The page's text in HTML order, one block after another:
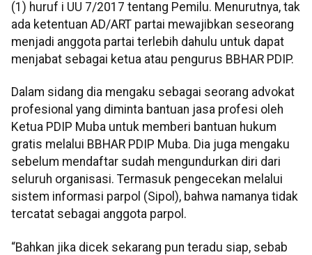
(1) huruf i UU 7/2017 tentang Pemilu. Menurutnya, tak
ada ketentuan AD/ART partai mewajibkan seseorang
menjadi anggota partai terlebih dahulu untuk dapat
menjabat sebagai ketua atau pengurus BBHAR PDIP.
Dalam sidang dia mengaku sebagai seorang advokat
profesional yang diminta bantuan jasa profesi oleh
Ketua PDIP Muba untuk memberi bantuan hukum
gratis melalui BBHAR PDIP Muba. Dia juga mengaku
sebelum mendaftar sudah mengundurkan diri dari
seluruh organisasi. Termasuk pengecekan melalui
sistem informasi parpol (Sipol), bahwa namanya tidak
tercatat sebagai anggota parpol.
“Bahkan jika dicek sekarang pun teradu siap, sebab